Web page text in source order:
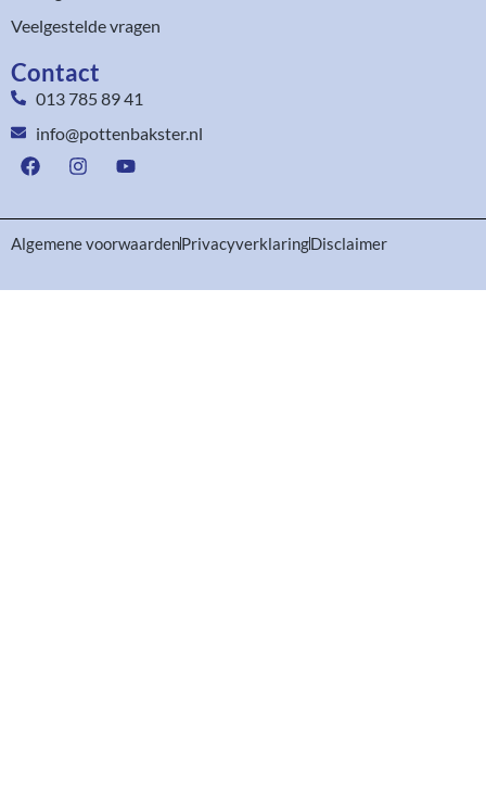
Veelgestelde vragen
Contact
013 785 89 41
info@pottenbakster.nl
Algemene voorwaardenPrivacyverklaringDisclaimer